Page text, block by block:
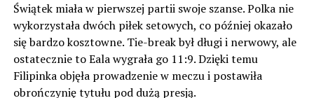
Świątek miała w pierwszej partii swoje szanse. Polka nie
wykorzystała dwóch piłek setowych, co później okazało
się bardzo kosztowne. Tie-break był długi i nerwowy, ale
ostatecznie to Eala wygrała go 11:9. Dzięki temu
Filipinka objęła prowadzenie w meczu i postawiła
obrończynię tytułu pod dużą presją.